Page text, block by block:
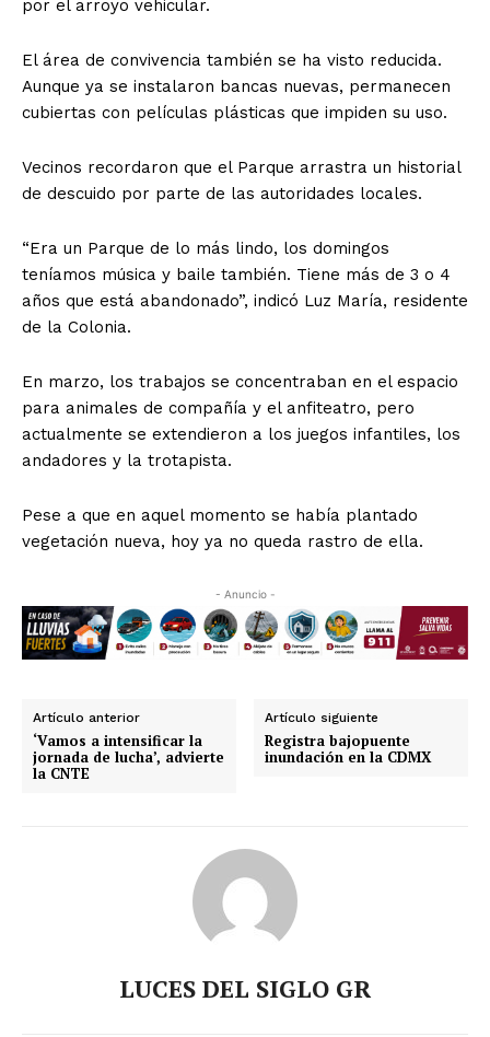
por el arroyo vehicular.
El área de convivencia también se ha visto reducida.
Aunque ya se instalaron bancas nuevas, permanecen
cubiertas con películas plásticas que impiden su uso.
Vecinos recordaron que el Parque arrastra un historial
de descuido por parte de las autoridades locales.
“Era un Parque de lo más lindo, los domingos
teníamos música y baile también. Tiene más de 3 o 4
años que está abandonado”, indicó Luz María, residente
de la Colonia.
En marzo, los trabajos se concentraban en el espacio
para animales de compañía y el anfiteatro, pero
actualmente se extendieron a los juegos infantiles, los
andadores y la trotapista.
Pese a que en aquel momento se había plantado
vegetación nueva, hoy ya no queda rastro de ella.
- Anuncio -
Artículo anterior
‘Vamos a intensificar la
jornada de lucha’, advierte
la CNTE
Artículo siguiente
Registra bajopuente
inundación en la CDMX
LUCES DEL SIGLO GR